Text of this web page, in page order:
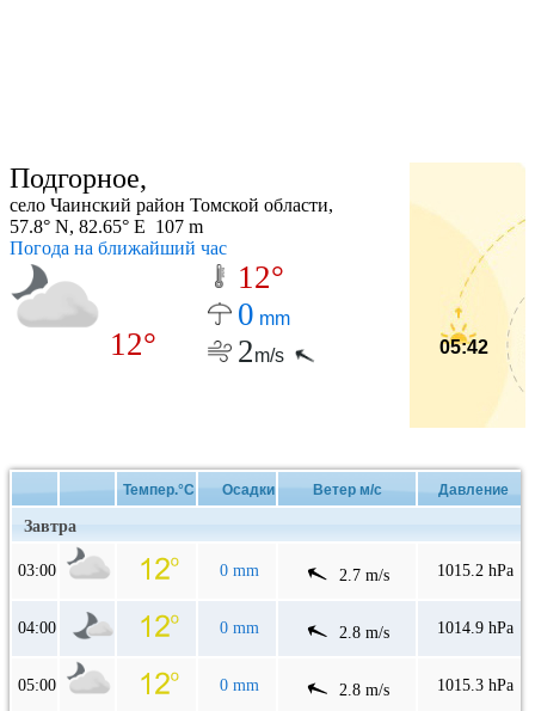
Подгорное,
село Чаинский район Томской области,
57.8° N, 82.65° E 107 m
Погода на ближайший час
12°
12°
0 mm
2m/s 05:42
Темпер.°C Осадки Ветер м/с Давление
Завтра
03:00 0 mm 2.7 m/s 1015.2 hPa
04:00 0 mm 2.8 m/s 1014.9 hPa
05:00 0 mm 2.8 m/s 1015.3 hPa